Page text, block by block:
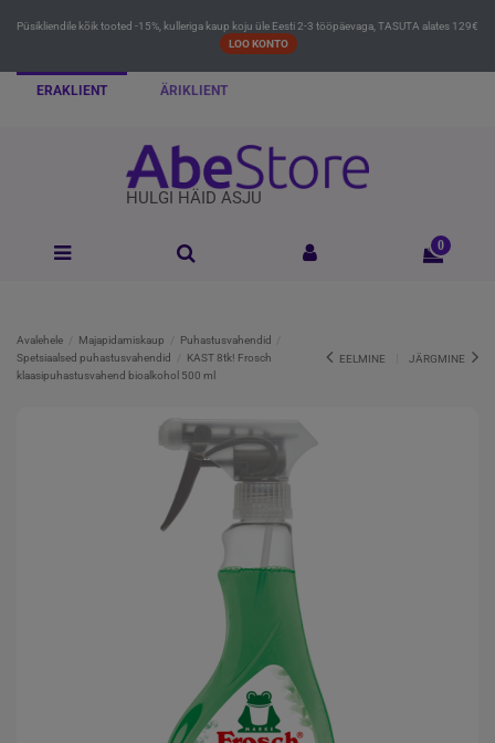
Püsikliendile kõik tooted -15%, kulleriga kaup koju üle Eesti 2-3 tööpäevaga, TASUTA alates 129€
LOO KONTO
ERAKLIENT ÄRIKLIENT
HULGI HÄID ASJU
0
Avalehele Majapidamiskaup
Puhastusvahendid
Spetsiaalsed puhastusvahendid
KAST 8tk! Frosch
klaasipuhastusvahend bioalkohol 500 ml
EELMINE JÄRGMINE